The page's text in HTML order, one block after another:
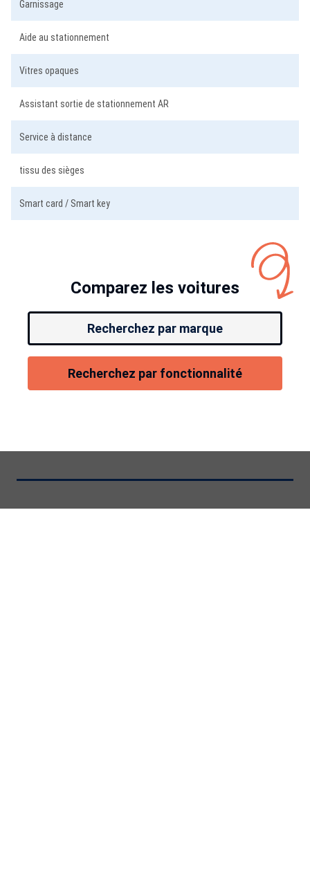
Garnissage
Aide au stationnement
Vitres opaques
Assistant sortie de stationnement AR
Service à distance
tissu des sièges
Smart card / Smart key
Comparez les voitures
Recherchez par marque
Recherchez par fonctionnalité